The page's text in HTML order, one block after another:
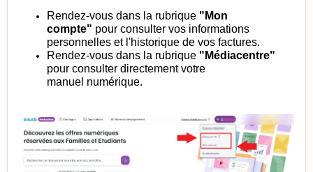
Rendez-vous dans la rubrique "Mon
compte" pour consulter vos informations
personnelles et l'historique de vos factures.
Rendez-vous dans la rubrique "Médiacentre"
pour consulter directement votre
manuel numérique.